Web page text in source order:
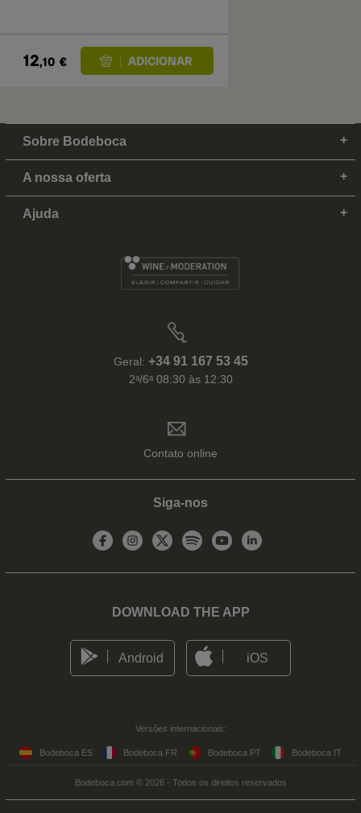
12,10 €
Sobre Bodeboca
A nossa oferta
Ajuda
Geral: +34 91 167 53 45
2ᵃ/6ᵃ 08:30 às 12:30
Contato online
Siga-nos
DOWNLOAD THE APP
Android iOS
Versões internacionais:
Bodeboca ES Bodeboca FR Bodeboca PT Bodeboca IT
Bodeboca.com © 2026 - Todos os direitos reservados